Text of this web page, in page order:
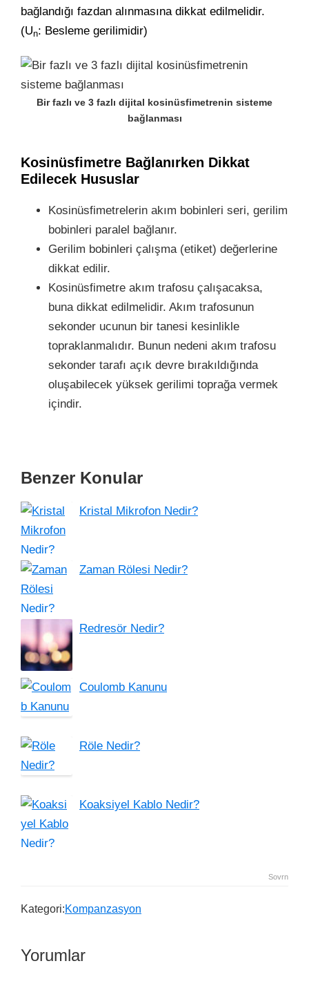
bağlandığı fazdan alınmasına dikkat edilmelidir.
(Un: Besleme gerilimidir)
Bir fazlı ve 3 fazlı dijital kosinüsfimetrenin sisteme
bağlanması
Kosinüsfimetre Bağlanırken Dikkat
Edilecek Hususlar
Kosinüsfimetrelerin akım bobinleri seri, gerilim
bobinleri paralel bağlanır.
Gerilim bobinleri çalışma (etiket) değerlerine
dikkat edilir.
Kosinüsfimetre akım trafosu çalışacaksa,
buna dikkat edilmelidir. Akım trafosunun
sekonder ucunun bir tanesi kesinlikle
topraklanmalıdır. Bunun nedeni akım trafosu
sekonder tarafı açık devre bırakıldığında
oluşabilecek yüksek gerilimi toprağa vermek
içindir.
Benzer Konular
Kristal Mikrofon Nedir?
Zaman Rölesi Nedir?
Redresör Nedir?
Coulomb Kanunu
Röle Nedir?
Koaksiyel Kablo Nedir?
Sovrn
Kategori:Kompanzasyon
Yorumlar